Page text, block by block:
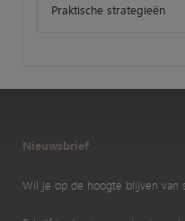
Praktische strategieën
Nieuwsbrief
Wil je op de hoogte blijven van